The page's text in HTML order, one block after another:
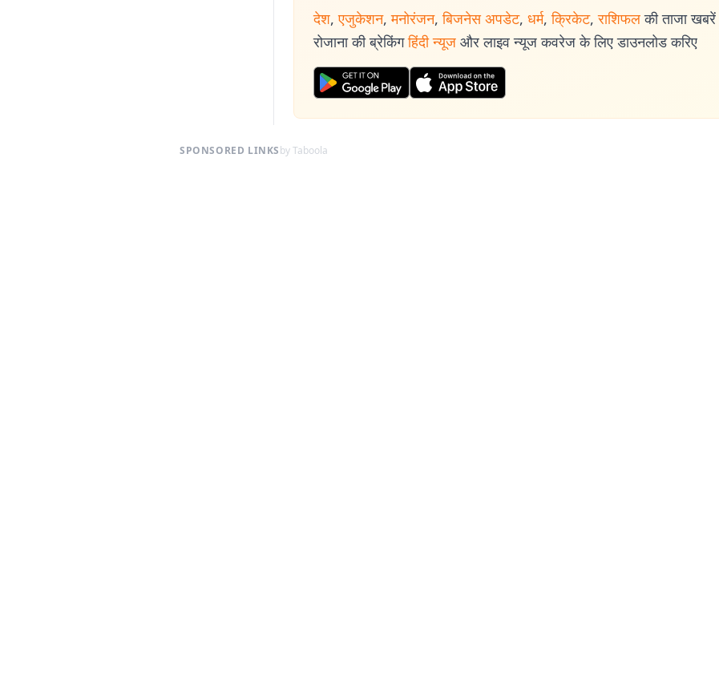
देश, एजुकेशन, मनोरंजन, बिजनेस अपडेट, धर्म, क्रिकेट, राशिफल की ताजा
रोजाना की ब्रेकिंग हिंदी न्यूज और लाइव न्यूज कवरेज के लिए डाउनलोड करिए
SPONSORED LINKSby Taboola